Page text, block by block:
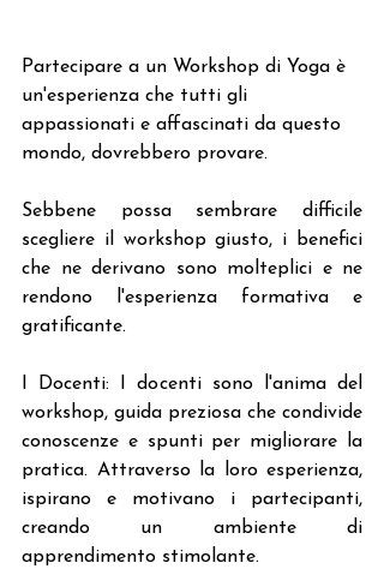
Partecipare a un Workshop di Yoga è
un'esperienza che tutti gli
appassionati e affascinati da questo
mondo, dovrebbero provare.
Sebbene possa sembrare difficile
scegliere il workshop giusto, i benefici
che ne derivano sono molteplici e ne
rendono l'esperienza formativa e
gratificante.
I Docenti: I docenti sono l'anima del
workshop, guida preziosa che condivide
conoscenze e spunti per migliorare la
pratica. Attraverso la loro esperienza,
ispirano e motivano i partecipanti,
creando un ambiente di
apprendimento stimolante.